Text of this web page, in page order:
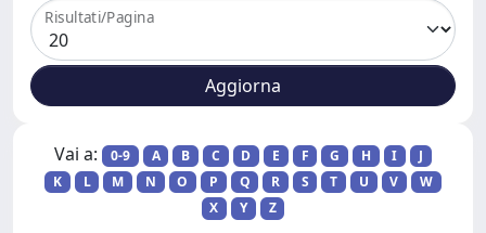
Risultati/Pagina
Vai a: 0-9 A B C D E F G H I
J
K
L M N O P Q R S T U V
W
X
Y Z